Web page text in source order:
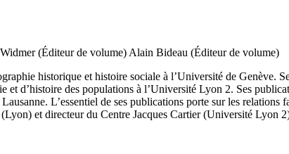
(Éditeur de volume) Alain Bideau (Éditeur de volume)
historique et histoire sociale à l’Université de Genève.
d’histoire des populations à l’Université Lyon 2. Ses
L’essentiel de ses publications porte sur les relations
et directeur du Centre Jacques Cartier (Université Lyon